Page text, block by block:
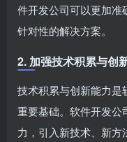
件开发公司可以更加准
针对性的解决方案。
2. 加强技术积累与创
技术积累与创新能力是
重要基础。软件开发公
力，引入新技术、新